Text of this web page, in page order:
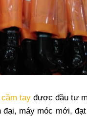
tayđược đầu tư
máy móc mới,